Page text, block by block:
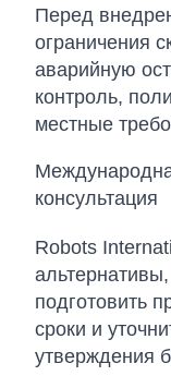
Перед
ограничения
аварийную
контроль,
местные
консультация
Robots
подготовить
сроки и
утверждения